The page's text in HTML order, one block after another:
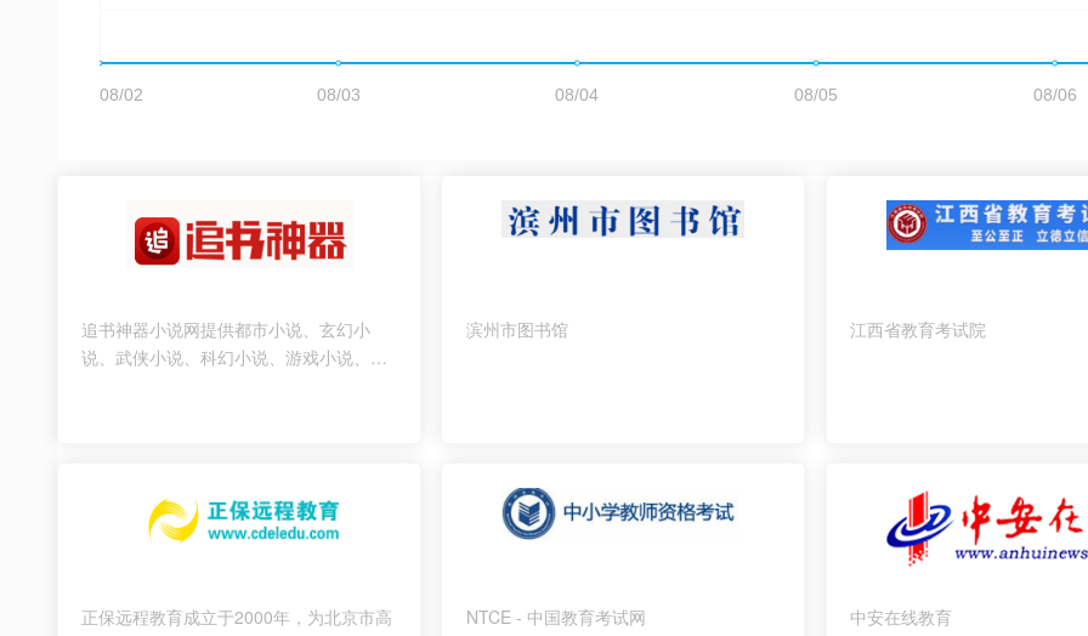
追书神器小说网提供都市小说、玄幻小
说、武侠小说、科幻小说、游戏小说、同
滨州市图书馆 江西省教育考试院
正保远程教育成立于2000年，为北京市高
NTCE - 中国教育考试网 中安在线教育